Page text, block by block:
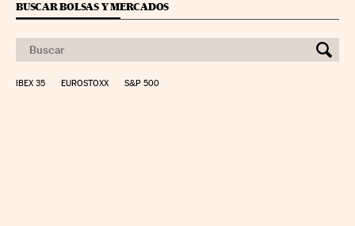
BUSCAR BOLSAS Y MERCADOS
IBEX 35 EUROSTOXX S&P 500